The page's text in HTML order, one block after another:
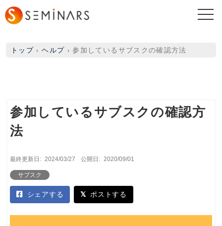
トップ ›ヘルプ ›参加しているサブスクの確認方法
参加しているサブスクの確認方
法
最終更新日: 2024/03/27 公開日: 2020/09/01
サブスク
シェアする ポストする